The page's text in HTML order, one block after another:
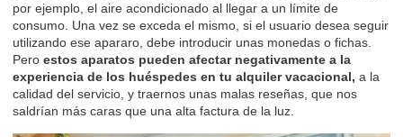
por ejemplo, el aire acondicionado al llegar a un límite de
consumo. Una vez se exceda el mismo, si el usuario desea seguir
utilizando ese apararo, debe introducir unas monedas o fichas.
Pero estos aparatos pueden afectar negativamente a la
experiencia de los huéspedes en tu alquiler vacacional, a la
calidad del servicio, y traernos unas malas reseñas, que nos
saldrían más caras que una alta factura de la luz.